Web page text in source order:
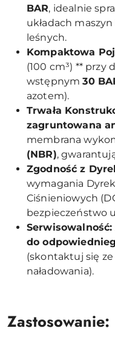
BAR, idealnie
układach
leśnych.
Kompaktowa
(100 cm³) ** przy
wstępnym30
azotem).
Trwała
zagruntowana
membrana
(NBR),
Zgodność z
wymagania
Ciśnieniowych
bezpieczeństwo
Serwisowalność:
do
(skontaktuj się
naładowania).
Zastosowanie: